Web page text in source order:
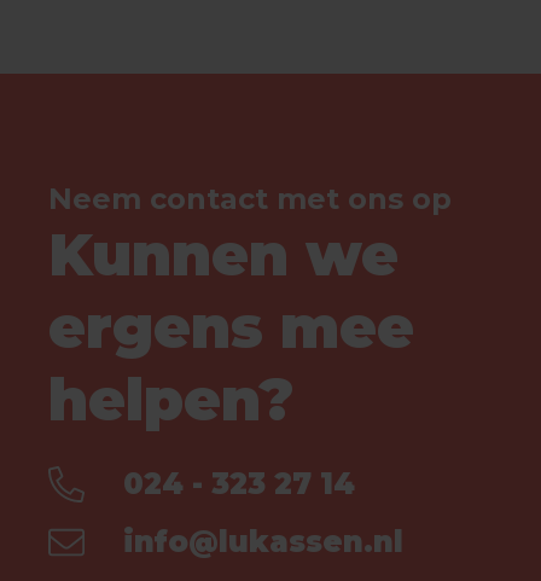
Neem contact met ons op
Kunnen we
ergens mee
helpen?
024 - 323 27 14
info@lukassen.nl